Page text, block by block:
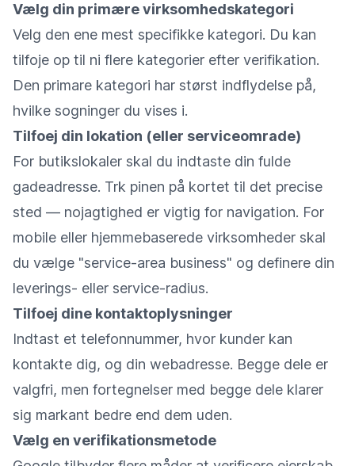
Vælg din primære virksomhedskategori
Velg den ene mest specifikke kategori. Du kan
tilfoje op til ni flere kategorier efter verifikation.
Den primare kategori har størst indflydelse på,
hvilke sogninger du vises i.
Tilfoej din lokation (eller serviceomrade)
For butikslokaler skal du indtaste din fulde
gadeadresse. Trk pinen på kortet til det precise
sted — nojagtighed er vigtig for navigation. For
mobile eller hjemmebaserede virksomheder skal
du vælge "service-area business" og definere din
leverings- eller service-radius.
Tilfoej dine kontaktoplysninger
Indtast et telefonnummer, hvor kunder kan
kontakte dig, og din webadresse. Begge dele er
valgfri, men fortegnelser med begge dele klarer
sig markant bedre end dem uden.
Vælg en verifikationsmetode